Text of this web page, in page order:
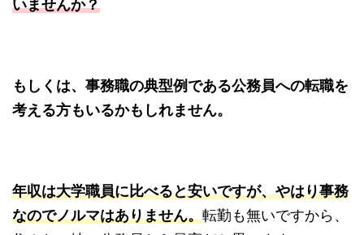
いませんか？
もしくは、事務職の典型例である公務員への転職を
考える方もいるかもしれません。
年収は大学職員に比べると安いですが、やはり事務
なのでノルマはありません。転勤も無いですから、